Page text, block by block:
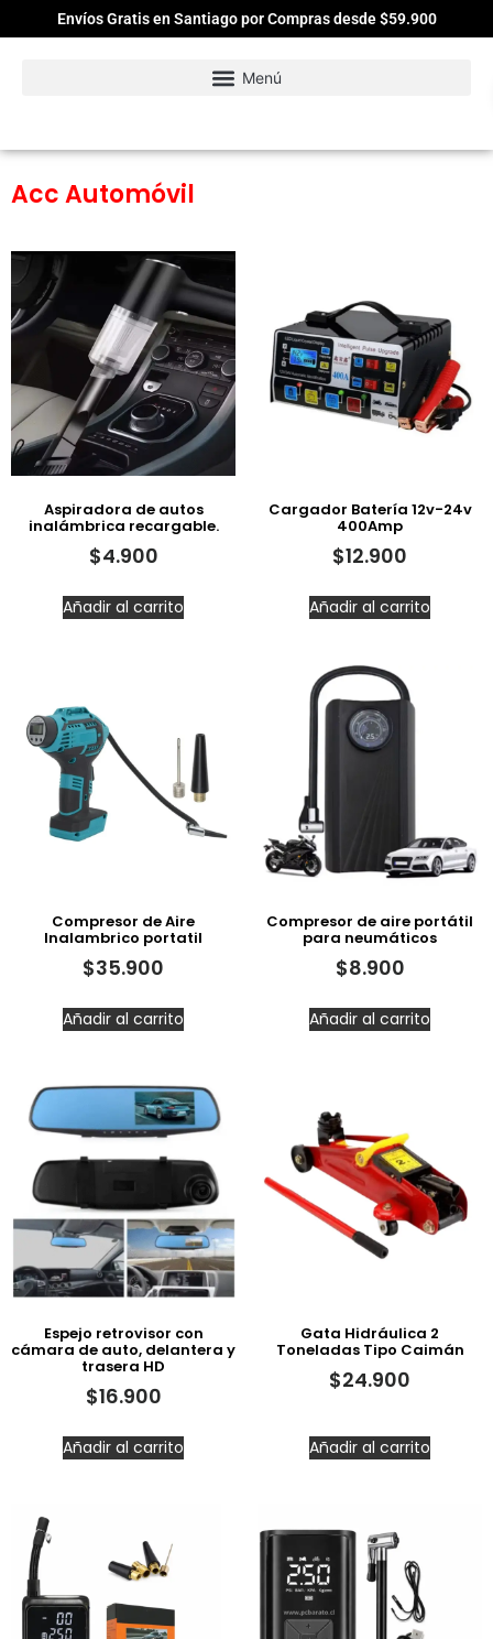
Envíos Gratis en Santiago por Compras desde $59.900
Acc Automóvil
Aspiradora de autos
inalámbrica recargable.
$4.900
Añadir al carrito
Cargador Batería 12v-24v
400Amp
$12.900
Añadir al carrito
Compresor de Aire
Inalambrico portatil
$35.900
Añadir al carrito
Compresor de aire portátil
para neumáticos
$8.900
Añadir al carrito
Espejo retrovisor con
cámara de auto, delantera y
trasera HD
$16.900
Añadir al carrito
Gata Hidráulica 2
Toneladas Tipo Caimán
$24.900
Añadir al carrito